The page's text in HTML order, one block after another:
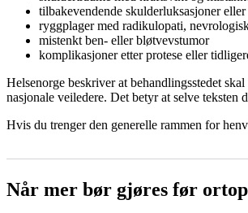
tilbakevendende skulderluksasjoner
ryggplager med radikulopati,
mistenkt ben- eller bløtvevstumor
komplikasjoner etter protese eller
Helsenorge beskriver at behandlingsstedet
nasjonale veiledere. Det betyr at selve
Hvis du trenger den generelle rammen for
Når mer bør gjøres før